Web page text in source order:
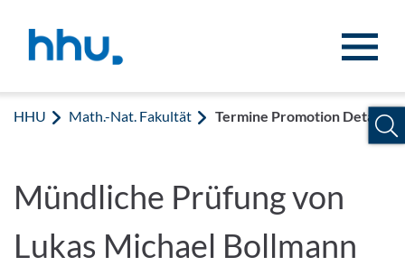
HHU Math.-Nat. Fakultät Termine Promotion Details
Mündliche Prüfung von
Lukas Michael Bollmann